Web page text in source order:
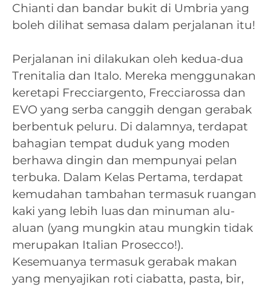
Chianti dan bandar bukit di Umbria yang
boleh dilihat semasa dalam perjalanan itu!
Perjalanan ini dilakukan oleh kedua-dua
Trenitalia dan Italo. Mereka menggunakan
keretapi Frecciargento, Frecciarossa dan
EVO yang serba canggih dengan gerabak
berbentuk peluru. Di dalamnya, terdapat
bahagian tempat duduk yang moden
berhawa dingin dan mempunyai pelan
terbuka. Dalam Kelas Pertama, terdapat
kemudahan tambahan termasuk ruangan
kaki yang lebih luas dan minuman alu-
aluan (yang mungkin atau mungkin tidak
merupakan Italian Prosecco!).
Kesemuanya termasuk gerabak makan
yang menyajikan roti ciabatta, pasta, bir,